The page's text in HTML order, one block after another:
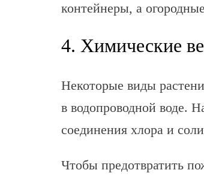
контейнеры, а
4. Химические
Некоторые виды
в водопроводной воде.
соединения хлора и
Чтобы предотвратить